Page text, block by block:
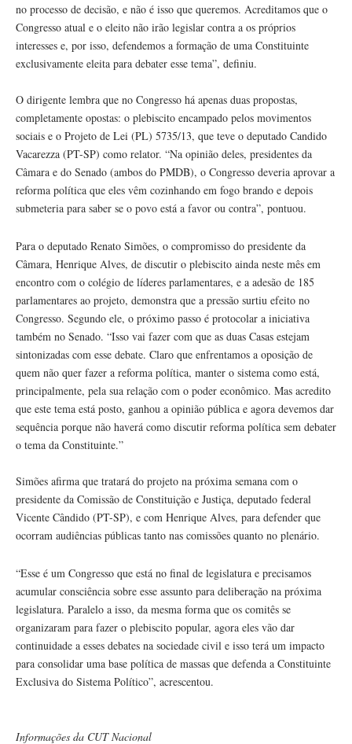
no processo de decisão, e não é isso que queremos. Acreditamos que o
Congresso atual e o eleito não irão legislar contra a os próprios
interesses e, por isso, defendemos a formação de uma Constituinte
exclusivamente eleita para debater esse tema”, definiu.
O dirigente lembra que no Congresso há apenas duas propostas,
completamente opostas: o plebiscito encampado pelos movimentos
sociais e o Projeto de Lei (PL) 5735/13, que teve o deputado Candido
Vacarezza (PT-SP) como relator. “Na opinião deles, presidentes da
Câmara e do Senado (ambos do PMDB), o Congresso deveria aprovar a
reforma política que eles vêm cozinhando em fogo brando e depois
submeteria para saber se o povo está a favor ou contra”, pontuou.
Para o deputado Renato Simões, o compromisso do presidente da
Câmara, Henrique Alves, de discutir o plebiscito ainda neste mês em
encontro com o colégio de líderes parlamentares, e a adesão de 185
parlamentares ao projeto, demonstra que a pressão surtiu efeito no
Congresso. Segundo ele, o próximo passo é protocolar a iniciativa
também no Senado. “Isso vai fazer com que as duas Casas estejam
sintonizadas com esse debate. Claro que enfrentamos a oposição de
quem não quer fazer a reforma política, manter o sistema como está,
principalmente, pela sua relação com o poder econômico. Mas acredito
que este tema está posto, ganhou a opinião pública e agora devemos dar
sequência porque não haverá como discutir reforma política sem debater
o tema da Constituinte.”
Simões afirma que tratará do projeto na próxima semana com o
presidente da Comissão de Constituição e Justiça, deputado federal
Vicente Cândido (PT-SP), e com Henrique Alves, para defender que
ocorram audiências públicas tanto nas comissões quanto no plenário.
“Esse é um Congresso que está no final de legislatura e precisamos
acumular consciência sobre esse assunto para deliberação na próxima
legislatura. Paralelo a isso, da mesma forma que os comitês se
organizaram para fazer o plebiscito popular, agora eles vão dar
continuidade a esses debates na sociedade civil e isso terá um impacto
para consolidar uma base política de massas que defenda a Constituinte
Exclusiva do Sistema Político”, acrescentou.
Informações da CUT Nacional